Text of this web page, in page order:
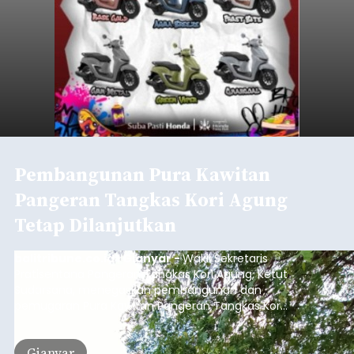
Pembangunan Pura Kawitan
Pangeran Tangkas Kori Agung
Tetap Dilanjutkan
balitribune.co.id I Gianyar -Wakil Sekretaris
Pratisentana Pangeran Tangkas Kori Agung, Ketut
Sudarsana, menegaskan pembangunan dan
pemugaran Pura Kawitan Pangeran Tangkas Kori
Agung tetap dilanjutkan.